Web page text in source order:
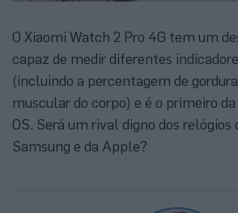
O Xiaomi Watch 2 Pro 4G tem um
capaz de medir diferentes
(incluindo a percentagem de
muscular do corpo) e é o primeiro
OS. Será um rival digno dos relógios
Samsung e da Apple?